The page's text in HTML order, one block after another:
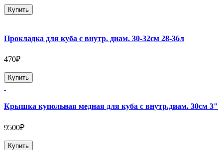
Купить
Прокладка для куба с внутр. диам. 30-32см 28-36л
470₽
Купить
Крышка купольная медная для куба с внутр.диам. 30см 3"
9500₽
Купить